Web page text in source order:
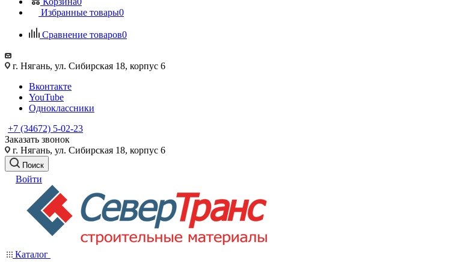
Избранные товары0
Сравнение товаров0
г. Нягань, ул. Сибирская 18, корпус 6
Вконтакте
YouTube
Одноклассники
+7 (34672) 5-02-23
Заказать звонок
г. Нягань, ул. Сибирская 18, корпус 6
Поиск
Войти
Каталог